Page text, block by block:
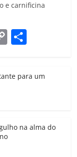
e carnificina
C
y
k
p
h
para um
na alma do